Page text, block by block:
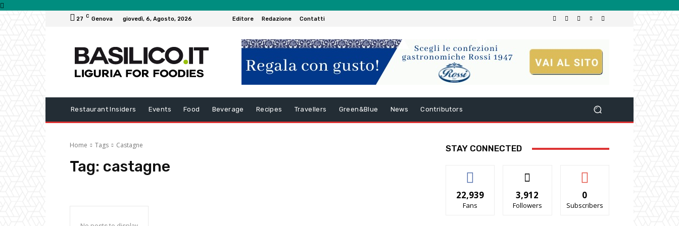
27 C Genova giovedì, 6, Agosto, 2026 Editore Redazione Contatti
Restaurant Insiders Events Food Beverage Recipes Travellers Green&Blue News Contributors
Home Tags Castagne
Tag: castagne
STAY CONNECTED
22,939
Fans
3,912
Followers
0
Subscribers